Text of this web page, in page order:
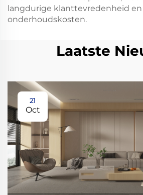
langdurige klanttevredenheid en
onderhoudskosten.
Laatste
21
Oct